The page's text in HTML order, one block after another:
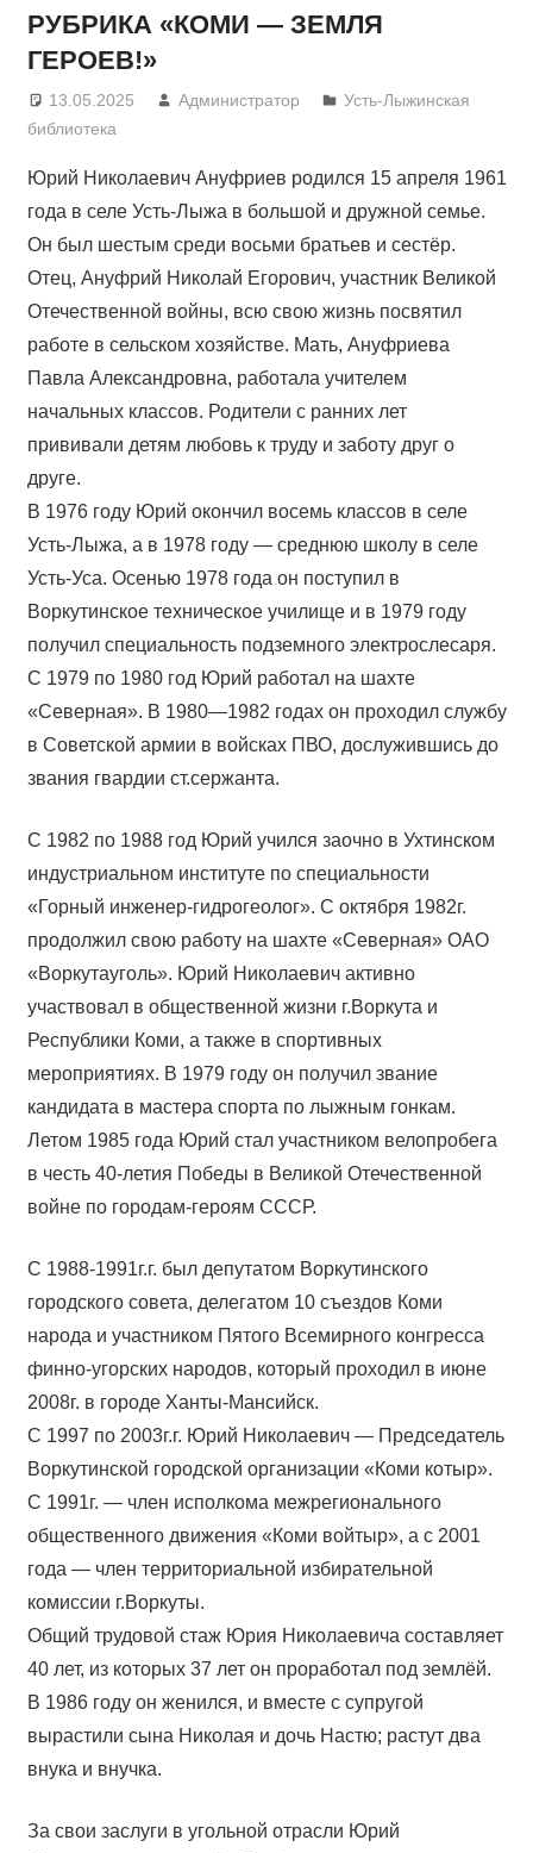
РУБРИКА «КОМИ — ЗЕМЛЯ
ГЕРОЕВ!»
13.05.2025 Администратор
Усть-Лыжинская
библиотека
Юрий Николаевич Ануфриев родился 15 апреля 1961
года в селе Усть-Лыжа в большой и дружной семье.
Он был шестым среди восьми братьев и сестёр.
Отец, Ануфрий Николай Егорович, участник Великой
Отечественной войны, всю свою жизнь посвятил
работе в сельском хозяйстве. Мать, Ануфриева
Павла Александровна, работала учителем
начальных классов. Родители с ранних лет
прививали детям любовь к труду и заботу друг о
друге.
В 1976 году Юрий окончил восемь классов в селе
Усть-Лыжа, а в 1978 году — среднюю школу в селе
Усть-Уса. Осенью 1978 года он поступил в
Воркутинское техническое училище и в 1979 году
получил специальность подземного электрослесаря.
С 1979 по 1980 год Юрий работал на шахте
«Северная». В 1980—1982 годах он проходил службу
в Советской армии в войсках ПВО, дослужившись до
звания гвардии ст.сержанта.
С 1982 по 1988 год Юрий учился заочно в Ухтинском
индустриальном институте по специальности
«Горный инженер-гидрогеолог». С октября 1982г.
продолжил свою работу на шахте «Северная» ОАО
«Воркутауголь». Юрий Николаевич активно
участвовал в общественной жизни г.Воркута и
Республики Коми, а также в спортивных
мероприятиях. В 1979 году он получил звание
кандидата в мастера спорта по лыжным гонкам.
Летом 1985 года Юрий стал участником велопробега
в честь 40-летия Победы в Великой Отечественной
войне по городам-героям СССР.
С 1988-1991г.г. был депутатом Воркутинского
городского совета, делегатом 10 съездов Коми
народа и участником Пятого Всемирного конгресса
финно-угорских народов, который проходил в июне
2008г. в городе Ханты-Мансийск.
С 1997 по 2003г.г. Юрий Николаевич — Председатель
Воркутинской городской организации «Коми котыр».
С 1991г. — член исполкома межрегионального
общественного движения «Коми войтыр», а с 2001
года — член территориальной избирательной
комиссии г.Воркуты.
Общий трудовой стаж Юрия Николаевича составляет
40 лет, из которых 37 лет он проработал под землёй.
В 1986 году он женился, и вместе с супругой
вырастили сына Николая и дочь Настю; растут два
внука и внучка.
За свои заслуги в угольной отрасли Юрий